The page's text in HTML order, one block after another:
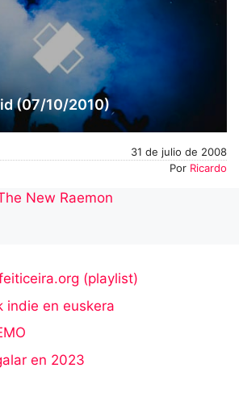
(07/10/2010)
31 de julio de 2008
Por Ricardo
New Raemon
(playlist)
indie en euskera
en 2023